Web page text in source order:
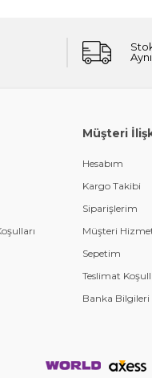
Müşteri
Hesabım
Kargo Takibi
Siparişlerim
Müşteri
Sepetim
Teslimat
Banka Bilgileri